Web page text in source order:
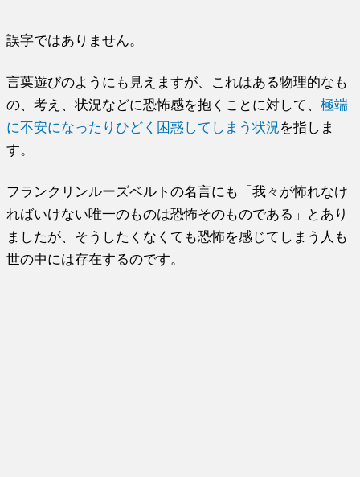
誤字ではありません。
言葉遊びのようにも見えますが、これはある物理的なも
の、考え、状況などに恐怖感を抱くことに対して、極端
に不安になったりひどく困惑してしまう状況を指しま
す。
フランクリンルーズベルトの名言にも「我々が怖れなけ
ればいけない唯一のものは恐怖そのものである」とあり
ましたが、そうしたくなくても恐怖を感じてしまう人も
世の中には存在するのです。